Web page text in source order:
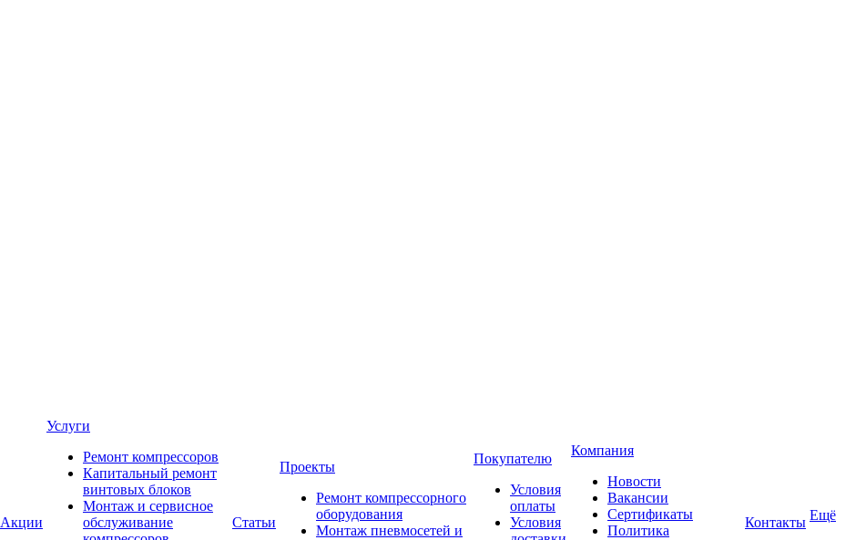
Акции
Услуги
Ремонт компрессоров
Капитальный ремонт
винтовых блоков
Монтаж и сервисное
обслуживание
Статьи
Проекты
Ремонт компрессорного
оборудования
Монтаж пневмосетей и
Покупателю
Условия
оплаты
Условия
Компания
Новости
Вакансии
Сертификаты
Политика
Контакты Ещё